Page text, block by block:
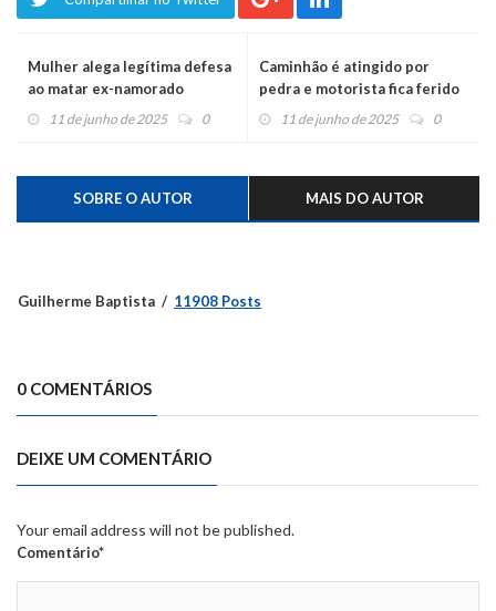
Mulher alega legítima defesa
ao matar ex-namorado
11 de junho de 2025 0
Caminhão é atingido por
pedra e motorista fica ferido
11 de junho de 2025 0
SOBRE O AUTOR MAIS DO AUTOR
Guilherme Baptista 11908 Posts
0 COMENTÁRIOS
DEIXE UM COMENTÁRIO
Your email address will not be published.
Comentário*